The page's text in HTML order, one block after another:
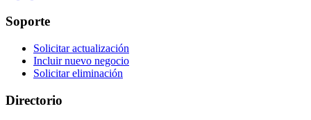
Soporte
Solicitar actualización
Incluir nuevo negocio
Solicitar eliminación
Directorio